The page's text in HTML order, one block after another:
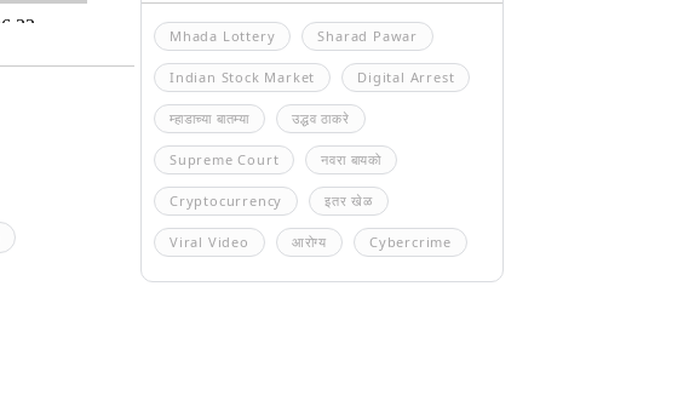
Mhada Lottery Sharad Pawar
Indian Stock Market Digital Arrest
म्हाडाच्या बातम्या उद्धव ठाकरे
Supreme Court नवरा बायको
Cryptocurrency इतर खेळ
Viral Video आरोग्य Cybercrime